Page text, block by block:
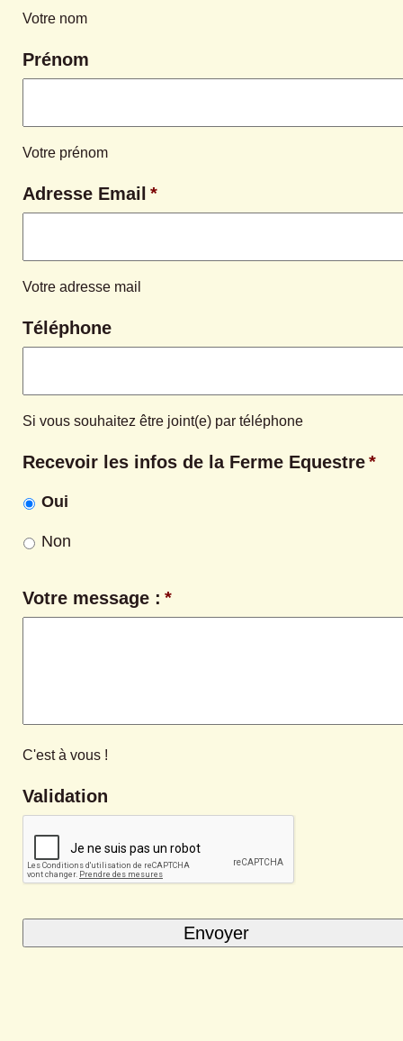
Votre nom
Prénom
Votre prénom
Adresse Email *
Votre adresse mail
Téléphone
Si vous souhaitez être joint(e) par téléphone
Recevoir les infos de la Ferme Equestre*
Oui
Non
Votre message : *
C'est à vous !
Validation